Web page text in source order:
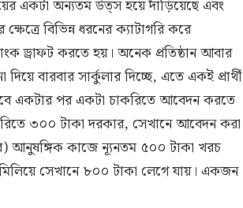
একটা অন্যতম উত্স হয়ে দাঁড়িয়েছে এবং
বিভিন্ন ধরনের ক্যাটাগরি করে
ড্রাফট করতে হয়। অনেক প্রতিষ্ঠান আবার
বারবার সার্কুলার দিচ্ছে, এতে একই প্রার্থী
একটার পর একটা চাকরিতে আবেদন করতে
৩০০ টাকা দরকার, সেখানে আবেদন করা
আনুষঙ্গিক কাজে ন্যূনতম ৫০০ টাকা খরচ
সেখানে ৮০০ টাকা লেগে যায়। একজন